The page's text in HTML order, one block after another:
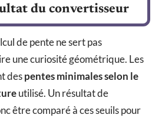
du convertisseur
de pente ne sert pas
une curiosité géométrique. Les
despentes minimales selon le
utilisé. Un résultat de
être comparé à ces seuils pour